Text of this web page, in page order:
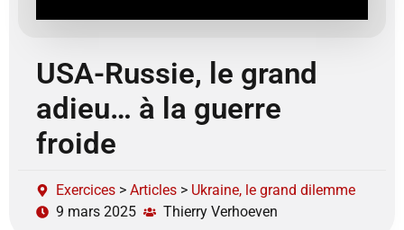
USA-Russie, le grand
adieu… à la guerre
froide
Exercices > Articles > Ukraine, le grand dilemme
9 mars 2025
Thierry Verhoeven